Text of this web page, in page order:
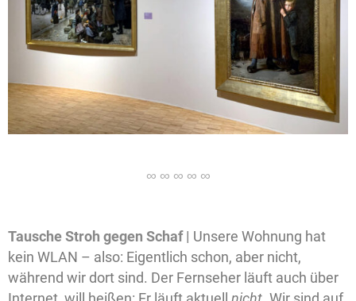
Tausche Stroh gegen Schaf | Unsere Wohnung hat
kein WLAN – also: Eigentlich schon, aber nicht,
während wir dort sind. Der Fernseher läuft auch über